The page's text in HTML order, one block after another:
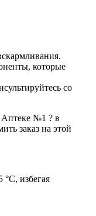
которые
со
Аптеке №1 ? в
заказ на этой
избегая